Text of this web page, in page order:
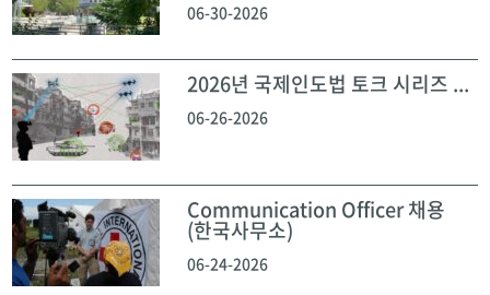
06-30-2026
2026년 국제인도법 토크 시리즈 ...
06-26-2026
Communication Officer 채용
(한국사무소)
06-24-2026